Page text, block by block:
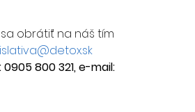
obrátiť na náš tím
800 321, e-mail: